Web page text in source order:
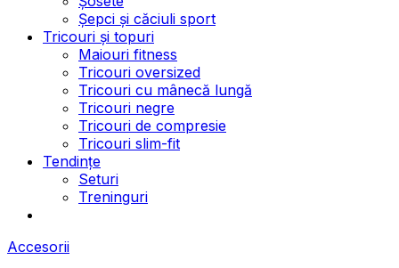
Șepci și căciuli sport
Tricouri și topuri
Maiouri fitness
Tricouri oversized
Tricouri cu mânecă lungă
Tricouri negre
Tricouri de compresie
Tricouri slim-fit
Tendințe
Seturi
Treninguri
Accesorii